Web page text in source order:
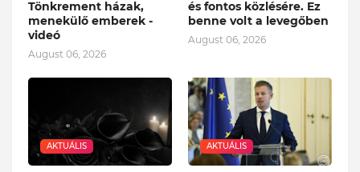
Tönkrement házak,
menekülő emberek -
videó
August 06, 2026
és fontos közlésére. Ez
benne volt a levegőben
August 06, 2026
AKTUÁLIS AKTUÁLIS